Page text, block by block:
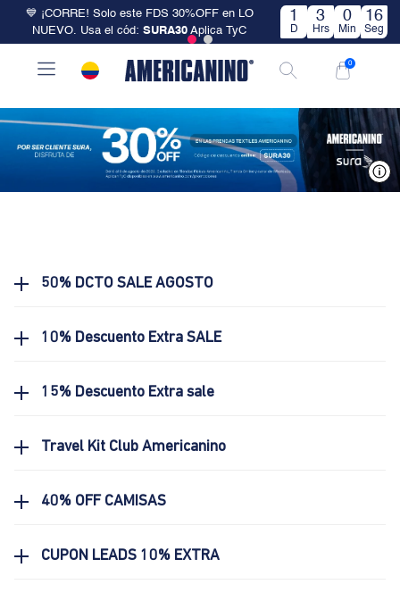
💙 ¡CORRE! Solo este FDS 30%OFF en LO
NUEVO. Usa el cód: SURA30 Aplica TyC
1
D
3
Hrs
0
Min
16
Seg
0
50% DCTO SALE AGOSTO
10% Descuento Extra SALE
15% Descuento Extra sale
Travel Kit Club Americanino
40% OFF CAMISAS
CUPON LEADS 10% EXTRA